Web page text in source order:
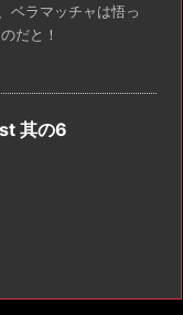
ベラマッチャは悟っ
だと！
其の6